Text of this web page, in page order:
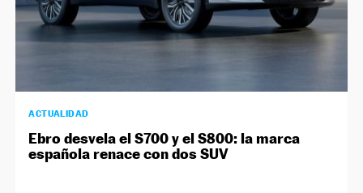
ACTUALIDAD
Ebro desvela el S700 y el S800: la marca
española renace con dos SUV